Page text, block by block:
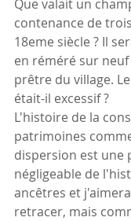
Que valait un
contenance de
18eme siècle ? Il
en réméré sur
prêtre du village.
était-il excessif ?
L'histoire de la
patrimoines
dispersion est une
négligeable de
ancêtres et
retracer, mais